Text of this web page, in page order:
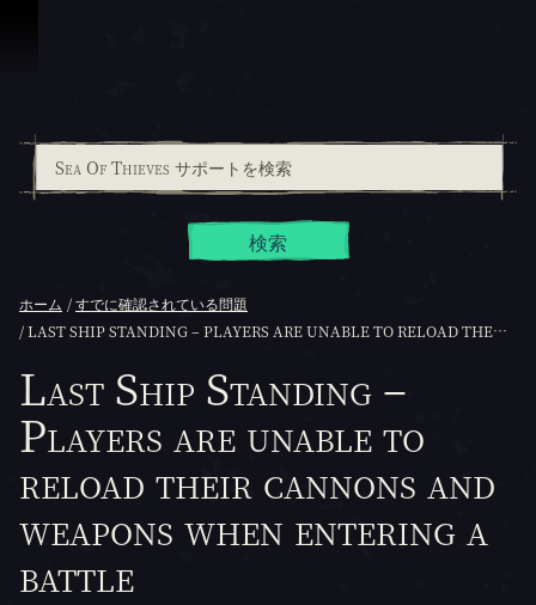
検索
ホーム
すでに確認されている問題
LAST SHIP STANDING – PLAYERS ARE UNABLE TO RELOAD THEIR CANNONS AND WEAPONS WHEN ENTERING A BATTLE
Last Ship Standing –
Players are unable to
reload their cannons and
weapons when entering a
battle